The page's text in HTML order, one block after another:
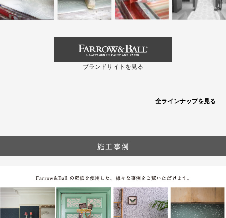
ブランドサイトを見る
全ラインナップを見る